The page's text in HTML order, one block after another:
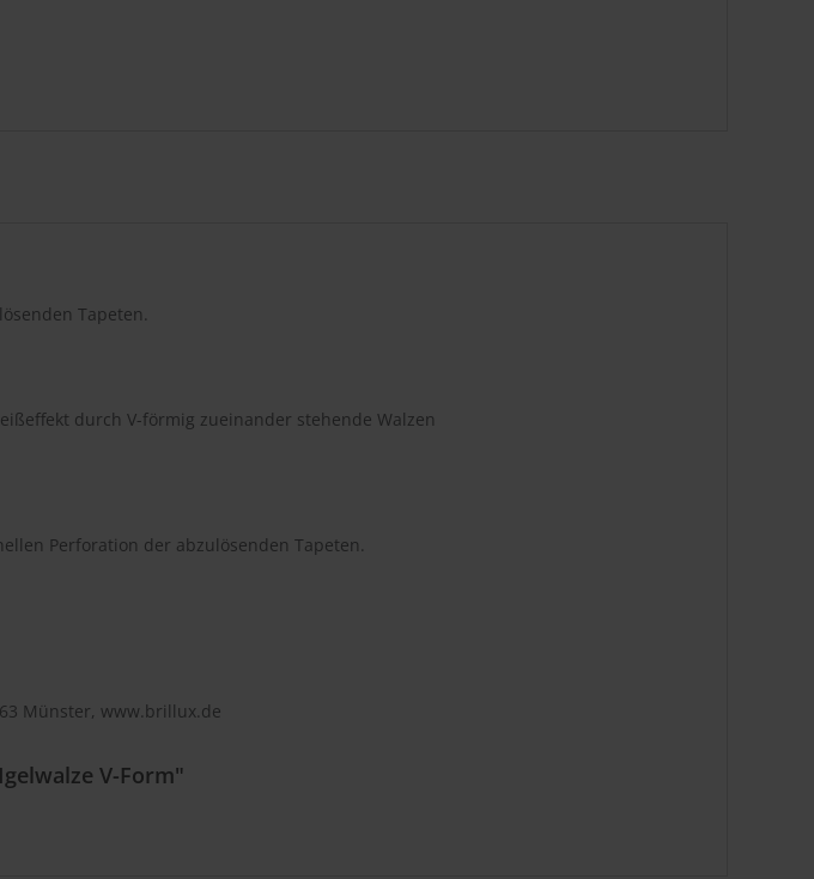
Tapeten.
durch V-förmig zueinander stehende Walzen
Perforation der abzulösenden Tapeten.
Münster, www.brillux.de
V-Form"